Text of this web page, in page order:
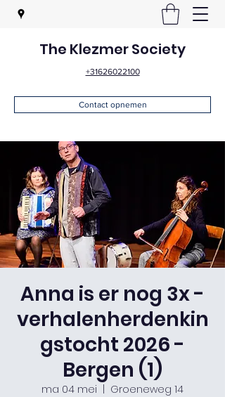
The Klezmer Society
+31626022100
Contact opnemen
Anna is er nog 3x -
verhalenherdenkin
gstocht 2026 -
Bergen (1)
ma 04 mei
  |
Groeneweg 14